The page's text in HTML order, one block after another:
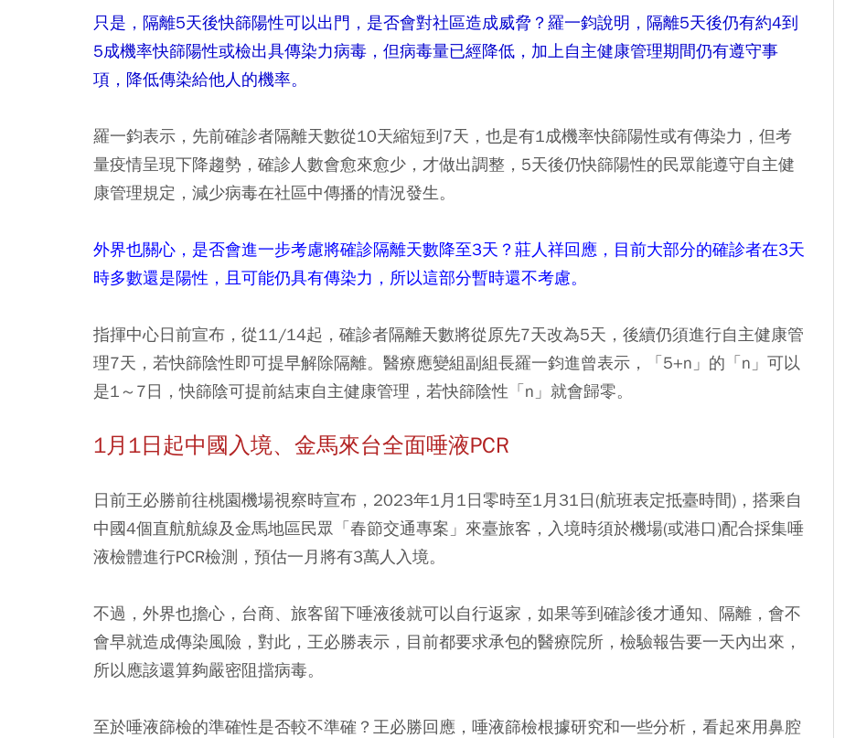
只是，隔離5天後快篩陽性可以出門，是否會對社區造成威脅？羅一鈞說明，隔離5天後仍有約4到
5成機率快篩陽性或檢出具傳染力病毒，但病毒量已經降低，加上自主健康管理期間仍有遵守事
項，降低傳染給他人的機率。
羅一鈞表示，先前確診者隔離天數從10天縮短到7天，也是有1成機率快篩陽性或有傳染力，但考
量疫情呈現下降趨勢，確診人數會愈來愈少，才做出調整，5天後仍快篩陽性的民眾能遵守自主健
康管理規定，減少病毒在社區中傳播的情況發生。
外界也關心，是否會進一步考慮將確診隔離天數降至3天？莊人祥回應，目前大部分的確診者在3天
時多數還是陽性，且可能仍具有傳染力，所以這部分暫時還不考慮。
指揮中心日前宣布，從11/14起，確診者隔離天數將從原先7天改為5天，後續仍須進行自主健康管
理7天，若快篩陰性即可提早解除隔離。醫療應變組副組長羅一鈞進曾表示，「5+n」的「n」可以
是1～7日，快篩陰可提前結束自主健康管理，若快篩陰性「n」就會歸零。
1月1日起中國入境、金馬來台全面唾液PCR
日前王必勝前往桃園機場視察時宣布，2023年1月1日零時至1月31日(航班表定抵臺時間)，搭乘自
中國4個直航航線及金馬地區民眾「春節交通專案」來臺旅客，入境時須於機場(或港口)配合採集唾
液檢體進行PCR檢測，預估一月將有3萬人入境。
不過，外界也擔心，台商、旅客留下唾液後就可以自行返家，如果等到確診後才通知、隔離，會不
會早就造成傳染風險，對此，王必勝表示，目前都要求承包的醫療院所，檢驗報告要一天內出來，
所以應該還算夠嚴密阻擋病毒。
至於唾液篩檢的準確性是否較不準確？王必勝回應，唾液篩檢根據研究和一些分析，看起來用鼻腔